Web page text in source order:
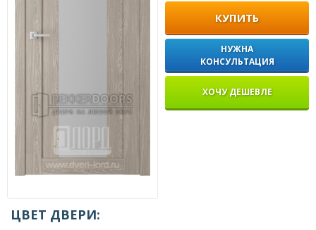
КУПИТЬ
НУЖНА
КОНСУЛЬТАЦИЯ
ХОЧУ ДЕШЕВЛЕ
ЦВЕТ ДВЕРИ: